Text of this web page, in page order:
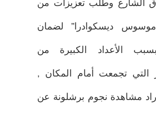
الشارع وطلب تعزيزات من
ديسكوادرا” لضمان
الأعداد الكبيرة من
التي تجمعت أمام المكان ,
مشاهدة نجوم برشلونة عن